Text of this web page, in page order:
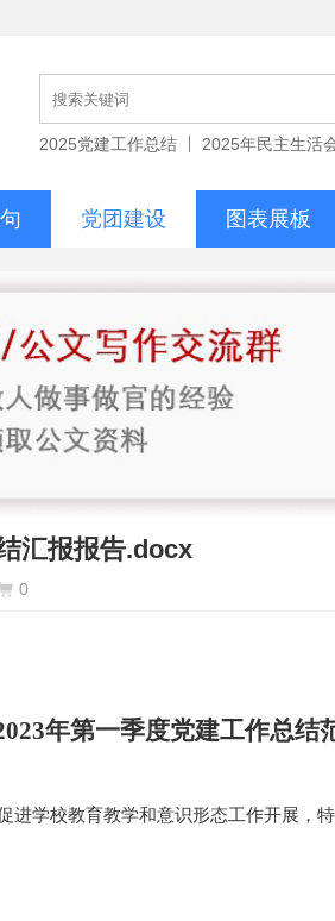
2025党建工作总结 2025年民主生活
党团建设 图表展板
汇报报告.docx
0
年第一季度党建工作总结
进学校教育教学和意识形态工作开展，